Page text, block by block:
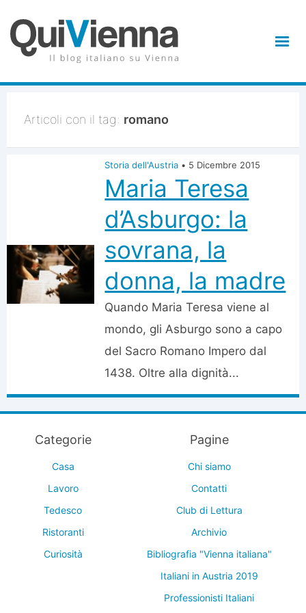
Articoli con il tag: romano
Storia dell'Austria • 5 Dicembre 2015
Maria Teresa
d’Asburgo: la
sovrana, la
donna, la madre
Quando Maria Teresa viene al
mondo, gli Asburgo sono a capo
del Sacro Romano Impero dal
1438. Oltre alla dignità...
Categorie
Casa
Lavoro
Tedesco
Ristoranti
Curiosità
Pagine
Chi siamo
Contatti
Club di Lettura
Archivio
Bibliografia "Vienna italiana"
Italiani in Austria 2019
Professionisti Italiani